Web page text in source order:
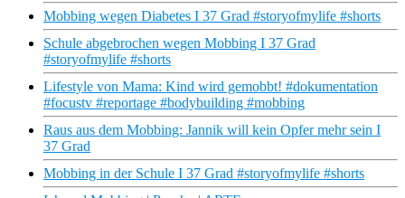
Mobbing wegen Diabetes I 37 Grad #storyofmylife #shorts
Schule abgebrochen wegen Mobbing I 37 Grad
#storyofmylife #shorts
Lifestyle von Mama: Kind wird gemobbt! #dokumentation
#focustv #reportage #bodybuilding #mobbing
Raus aus dem Mobbing: Jannik will kein Opfer mehr sein I
37 Grad
Mobbing in der Schule I 37 Grad #storyofmylife #shorts